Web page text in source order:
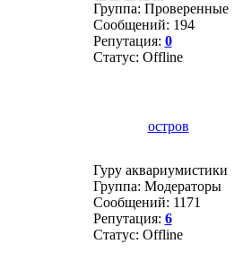
Группа: Проверенные
Сообщений: 194
Репутация: 0
Статус: Offline
остров
Гуру аквариумистики
Группа: Модераторы
Сообщений: 1171
Репутация: 6
Статус: Offline